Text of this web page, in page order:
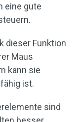
eine gute
dieser Funktion
Maus
kann sie
ist.
sind